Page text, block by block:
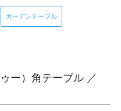
ガーデンテーブル
ー）角テーブル ／